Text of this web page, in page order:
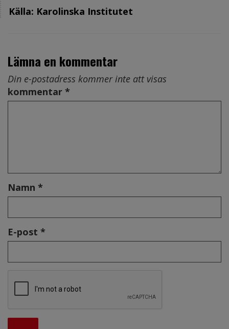
Källa: Karolinska Institutet
Lämna en kommentar
Din e-postadress kommer inte att visas
kommentar *
Namn *
E-post *